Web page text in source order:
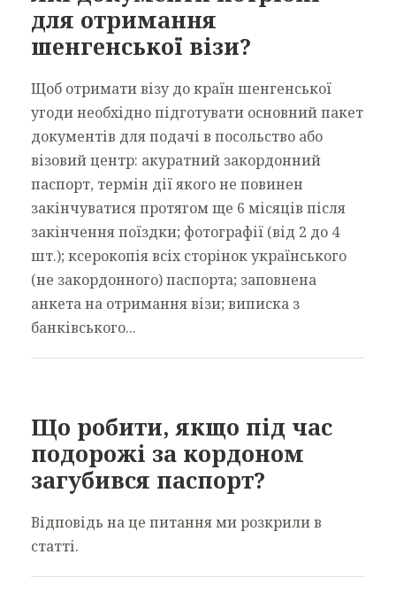
для отримання
шенгенської візи?
Щоб отримати візу до країн шенгенської
угоди необхідно підготувати основний пакет
документів для подачі в посольство або
візовий центр: акуратний закордонний
паспорт, термін дії якого не повинен
закінчуватися протягом ще 6 місяців після
закінчення поїздки; фотографії (від 2 до 4
шт.); ксерокопія всіх сторінок українського
(не закордонного) паспорта; заповнена
анкета на отримання візи; виписка з
банківського...
Що робити, якщо під час
подорожі за кордоном
загубився паспорт?
Відповідь на це питання ми розкрили в
статті.